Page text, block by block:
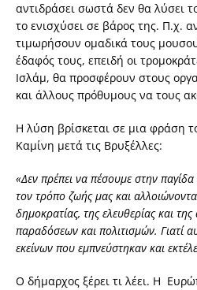
αντιδράσει σωστά δεν θα λύσει
το ενισχύσει σε βάρος της. Π.χ.
τιμωρήσουν ομαδικά τους
έδαφός τους, επειδή οι
Ισλάμ, θα προσφέρουν στους
και άλλους πρόθυμους να τους
Η λύση βρίσκεται σε μια φράση
Καμίνη μετά τις Βρυξέλλες:
«Δεν πρέπει να πέσουμε στην
τον τρόπο ζωής μας και
δημοκρατίας, της ελευθερίας και
παραδόσεων και πολιτισμών. Γιατί
εκείνων που εμπνεύστηκαν και
Ο δήμαρχος ξέρει τι λέει. Η